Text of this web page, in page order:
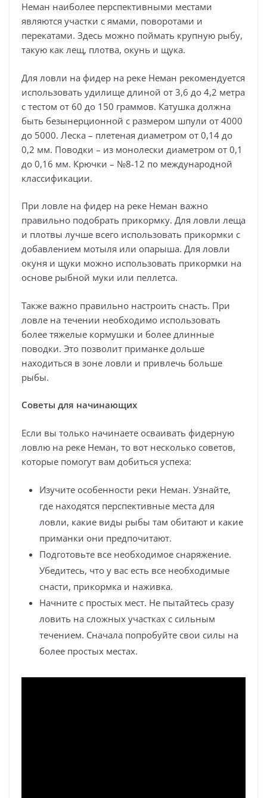
Неман наиболее перспективными местами
являются участки с ямами, поворотами и
перекатами. Здесь можно поймать крупную рыбу,
такую как лещ, плотва, окунь и щука.
Для ловли на фидер на реке Неман рекомендуется
использовать удилище длиной от 3,6 до 4,2 метра
с тестом от 60 до 150 граммов. Катушка должна
быть безынерционной с размером шпули от 4000
до 5000. Леска – плетеная диаметром от 0,14 до
0,2 мм. Поводки – из монолески диаметром от 0,1
до 0,16 мм. Крючки – №8-12 по международной
классификации.
При ловле на фидер на реке Неман важно
правильно подобрать прикормку. Для ловли леща
и плотвы лучше всего использовать прикормки с
добавлением мотыля или опарыша. Для ловли
окуня и щуки можно использовать прикормки на
основе рыбной муки или пеллетса.
Также важно правильно настроить снасть. При
ловле на течении необходимо использовать
более тяжелые кормушки и более длинные
поводки. Это позволит приманке дольше
находиться в зоне ловли и привлечь больше
рыбы.
Советы для начинающих
Если вы только начинаете осваивать фидерную
ловлю на реке Неман, то вот несколько советов,
которые помогут вам добиться успеха:
Изучите особенности реки Неман. Узнайте,
где находятся перспективные места для
ловли, какие виды рыбы там обитают и какие
приманки они предпочитают.
Подготовьте все необходимое снаряжение.
Убедитесь, что у вас есть все необходимые
снасти, прикормка и наживка.
Начните с простых мест. Не пытайтесь сразу
ловить на сложных участках с сильным
течением. Сначала попробуйте свои силы на
более простых местах.